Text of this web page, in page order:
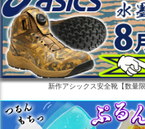
新作アシックス安全靴【数量